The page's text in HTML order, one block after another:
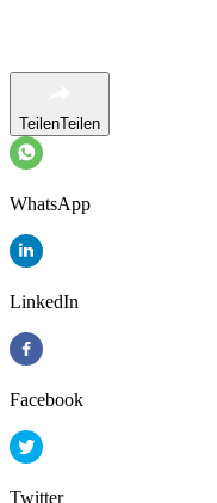
TeilenTeilen
WhatsApp
LinkedIn
Facebook
Twitter